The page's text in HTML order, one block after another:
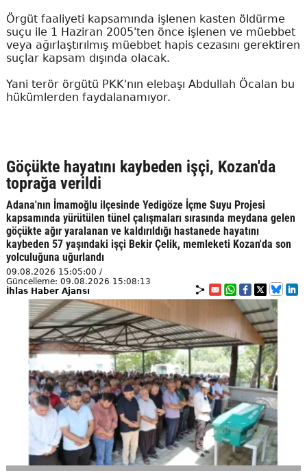
Örgüt faaliyeti kapsamında işlenen kasten öldürme
suçu ile 1 Haziran 2005'ten önce işlenen ve müebbet
veya ağırlaştırılmış müebbet hapis cezasını gerektiren
suçlar kapsam dışında olacak.
Yani terör örgütü PKK'nın elebaşı Abdullah Öcalan bu
hükümlerden faydalanamıyor.
Göçükte hayatını kaybeden işçi, Kozan'da
toprağa verildi
Adana'nın İmamoğlu ilçesinde Yedigöze İçme Suyu Projesi
kapsamında yürütülen tünel çalışmaları sırasında meydana gelen
göçükte ağır yaralanan ve kaldırıldığı hastanede hayatını
kaybeden 57 yaşındaki işçi Bekir Çelik, memleketi Kozan'da son
yolculuğuna uğurlandı
09.08.2026 15:05:00 /
Güncelleme: 09.08.2026 15:08:13
İhlas Haber Ajansı